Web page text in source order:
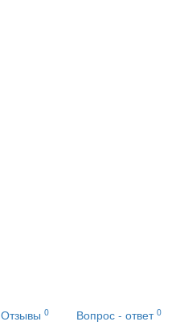
Отзывы 0 Вопрос - ответ 0